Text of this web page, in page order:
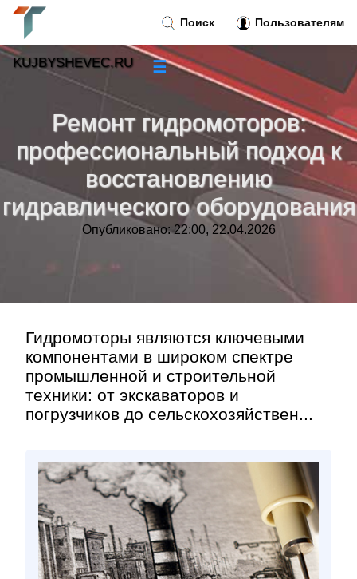
Ремонт гидромоторов:
профессиональный подход к
восстановлению
гидравлического оборудования
Опубликовано: 22:00, 22.04.2026
Гидромоторы являются ключевыми
компонентами в широком спектре
промышленной и строительной
техники: от экскаваторов и
погрузчиков до сельскохозяйствен...
Поиск Пользователям
KUJBYSHEVEC.RU ☰
Новости
Тренды новостей»
»
»